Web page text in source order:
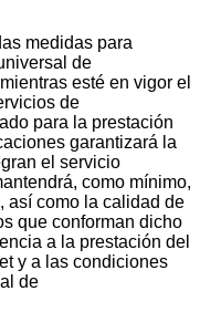
medidas para
de
esté en vigor el
de
para la prestación
garantizará la
el servicio
como mínimo,
así como la calidad de
que conforman dicho
a la prestación del
y a las condiciones
de